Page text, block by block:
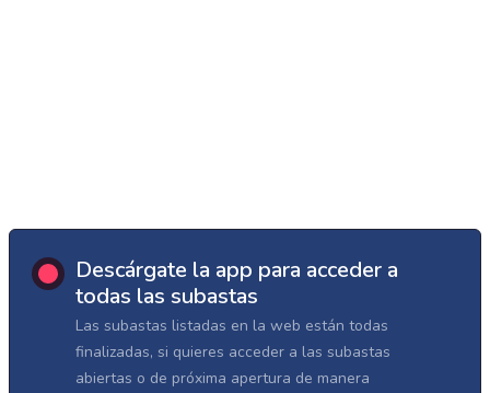
Descárgate la app para acceder a
todas las subastas
Las subastas listadas en la web están todas
finalizadas, si quieres acceder a las subastas
abiertas o de próxima apertura de manera